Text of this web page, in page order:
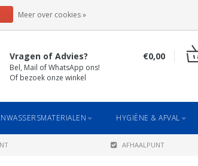
Vragen of Advies?
Bel, Mail of WhatsApp ons!
Of bezoek onze winkel
€0,00
HYGIËNE & AFVAL
AFHAALPUNT
Meer over cookies »